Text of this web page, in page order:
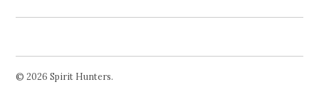
© 2026 Spirit Hunters.